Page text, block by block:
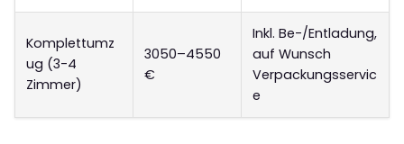
Komplettumz
ug (3-4
Zimmer)
3050–4550
€
Inkl. Be-/Entladung,
auf Wunsch
Verpackungsservic
e